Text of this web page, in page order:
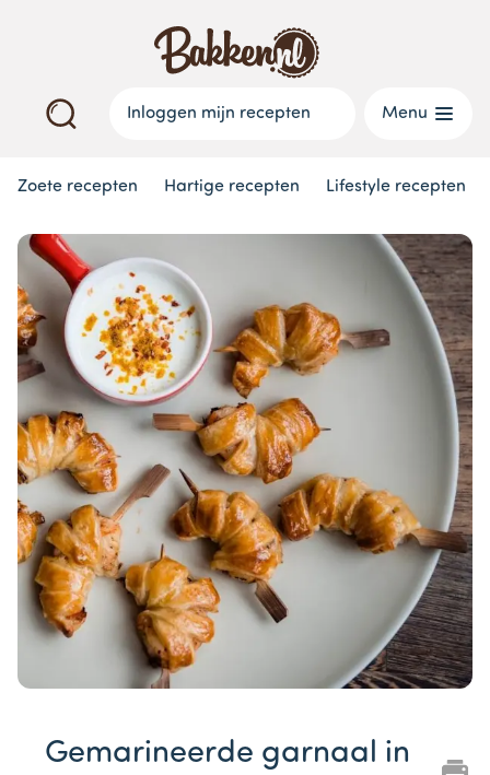
Inloggen mijn recepten Menu
Zoete recepten Hartige recepten Lifestyle recepten
Gemarineerde garnaal in